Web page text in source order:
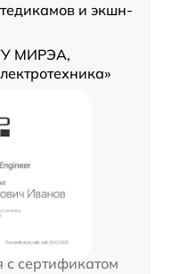
и экшн-
МИРЭА,
с сертификатом